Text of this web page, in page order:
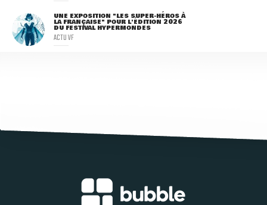
UNE EXPOSITION "LES SUPER-HÉROS À
LA FRANÇAISE" POUR L'ÉDITION 2026
DU FESTIVAL HYPERMONDES
ACTU VF